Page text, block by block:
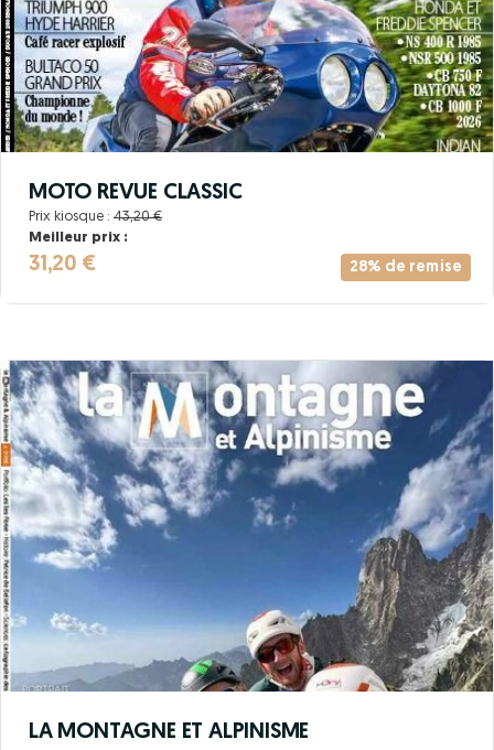
28% de remise
MOTO REVUE CLASSIC
Prix kiosque : 43,20 €
Meilleur prix :
31,20 €
LA MONTAGNE ET ALPINISME